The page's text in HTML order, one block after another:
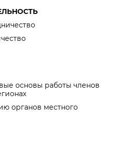
основы работы членов
органов местного